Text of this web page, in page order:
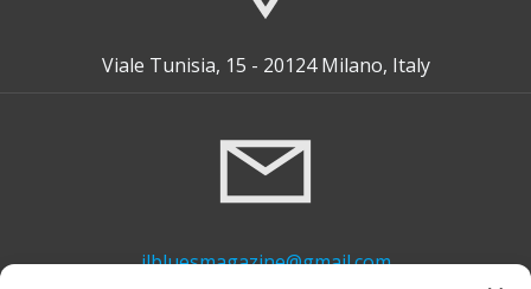
Viale Tunisia, 15 - 20124 Milano, Italy
ilbluesmagazine@gmail.com